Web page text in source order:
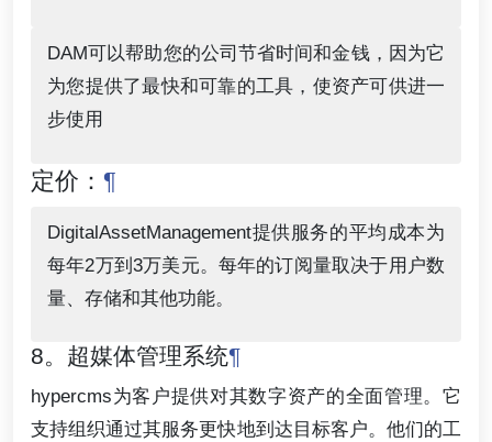
DAM可以帮助您的公司节省时间和金钱，因为它
为您提供了最快和可靠的工具，使资产可供进一
步使用
定价： ¶
DigitalAssetManagement提供服务的平均成本为
每年2万到3万美元。每年的订阅量取决于用户数
量、存储和其他功能。
8。超媒体管理系统¶
hypercms为客户提供对其数字资产的全面管理。它
支持组织通过其服务更快地到达目标客户。他们的工